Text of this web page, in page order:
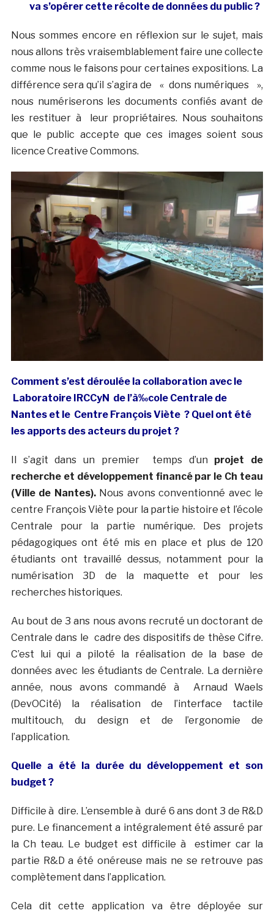
va s’opérer cette récolte de données du public ?
Nous sommes encore en réflexion sur le sujet, mais
nous allons très vraisemblablement faire une collecte
comme nous le faisons pour certaines expositions. La
différence sera qu’il s’agira de « dons numériques »,
nous numériserons les documents confiés avant de
les restituer à leur propriétaires. Nous souhaitons
que le public accepte que ces images soient sous
licence Creative Commons.
Comment s’est déroulée la collaboration avec le
Laboratoire IRCCyN de l’à‰cole Centrale de
Nantes et le Centre François Viète ? Quel ont été
les apports des acteurs du projet ?
Il s’agit dans un premier temps d’un projet de
recherche et développement financé par le Ch teau
(Ville de Nantes).Nous avons conventionné avec le
centre François Viète pour la partie histoire et l’école
Centrale pour la partie numérique. Des projets
pédagogiques ont été mis en place et plus de 120
étudiants ont travaillé dessus, notamment pour la
numérisation 3D de la maquette et pour les
recherches historiques.
Au bout de 3 ans nous avons recruté un doctorant de
Centrale dans le cadre des dispositifs de thèse Cifre.
C’est lui qui a piloté la réalisation de la base de
données avec les étudiants de Centrale. La dernière
année, nous avons commandé à Arnaud Waels
(DevOCité) la réalisation de l’interface tactile
multitouch, du design et de l’ergonomie de
l’application.
Quelle a été la durée du développement et son
budget ?
Difficile à dire. L’ensemble à duré 6 ans dont 3 de R&D
pure. Le financement a intégralement été assuré par
la Ch teau. Le budget est difficile à estimer car la
partie R&D a été onéreuse mais ne se retrouve pas
complètement dans l’application.
Cela dit cette application va être déployée sur